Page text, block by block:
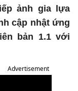
ảnh gia lựa
cập nhật ứng
bản 1.1 với
Advertisement